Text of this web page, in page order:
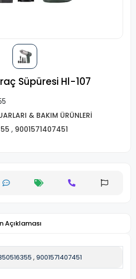
Süpüresi Hl-107
& BAKIM ÜRÜNLERİ
, 9001571407451
Açıklaması
, 9001571407451